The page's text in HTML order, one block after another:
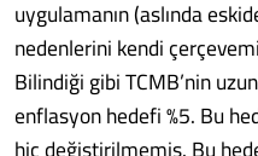
uygulamanın (aslında
nedenlerini kendi
Bilindiği gibi TCMB’nin
enflasyon hedefi %5. Bu